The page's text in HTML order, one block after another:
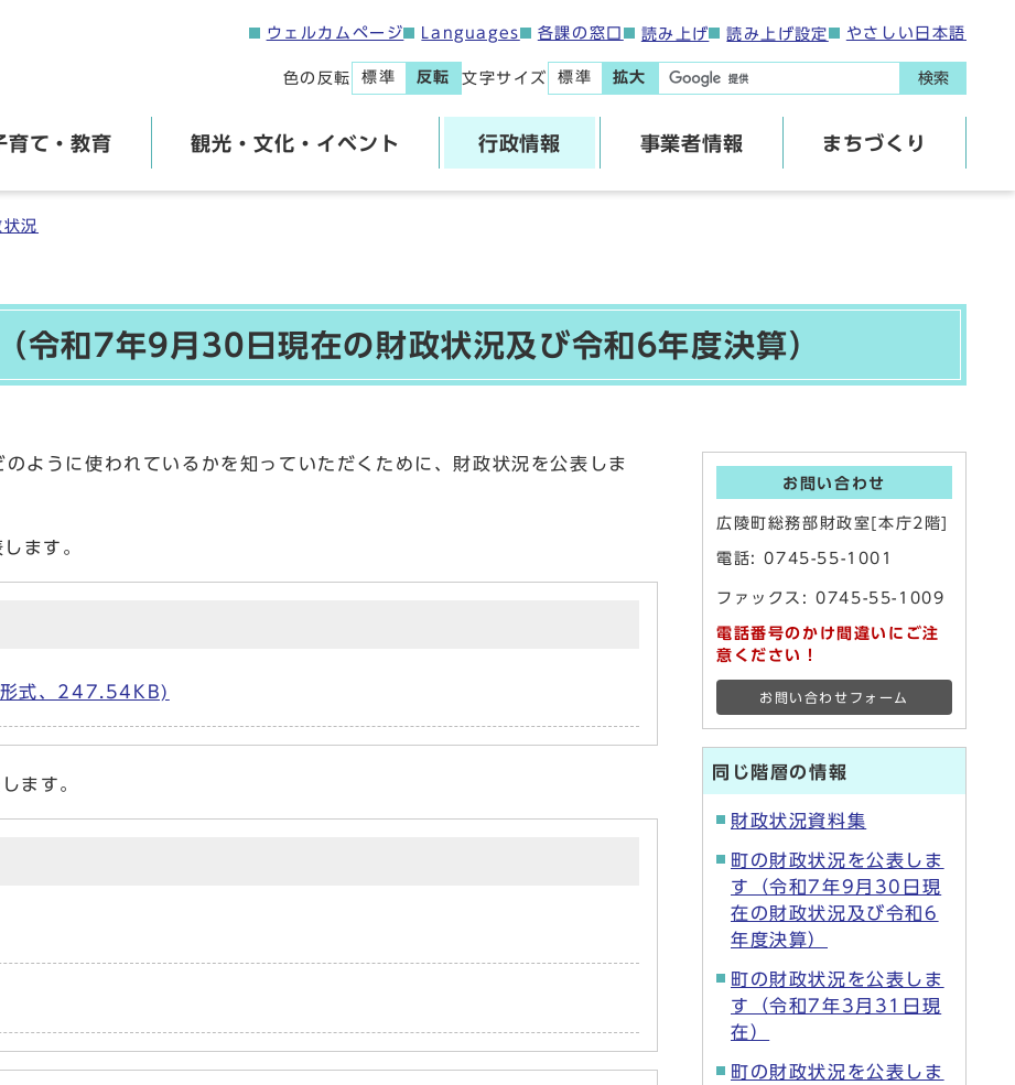
ウェルカムページ Languages 各課の窓口 読み上げ 読み上げ設定 やさしい日本語
色の反転 標準 反転 文字サイズ 標準 拡大 検索
育て・教育 観光・文化・イベント 行政情報 事業者情報 まちづくり
状況
令和7年9月30日現在の財政状況及び令和6年度決算）
ように使われているかを知っていただくために、財政状況を公表しま
ます。
式、247.54KB)
ます。
お問い合わせ
広陵町総務部財政室[本庁2階]
電話:0745-55-1001
ファックス: 0745-55-1009
電話番号のかけ間違いにご注
意ください！
お問い合わせフォーム
同じ階層の情報
財政状況資料集
町の財政状況を公表しま
す（令和7年9月30日現
在の財政状況及び令和6
年度決算）
町の財政状況を公表しま
す（令和7年3月31日現
在）
町の財政状況を公表しま